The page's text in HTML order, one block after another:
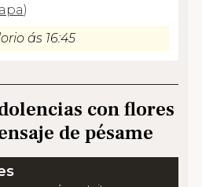
)
ás 16:45
con flores
de pésame